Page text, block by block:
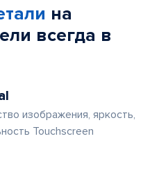
на
всегда в
изображения, яркость,
Touchscreen